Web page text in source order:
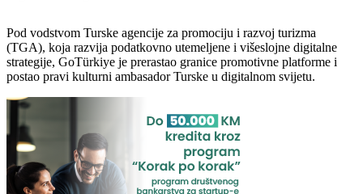
Pod vodstvom Turske agencije za promociju i razvoj turizma
(TGA), koja razvija podatkovno utemeljene i višeslojne digitalne
strategije, GoTürkiye je prerastao granice promotivne platforme i
postao pravi kulturni ambasador Turske u digitalnom svijetu.